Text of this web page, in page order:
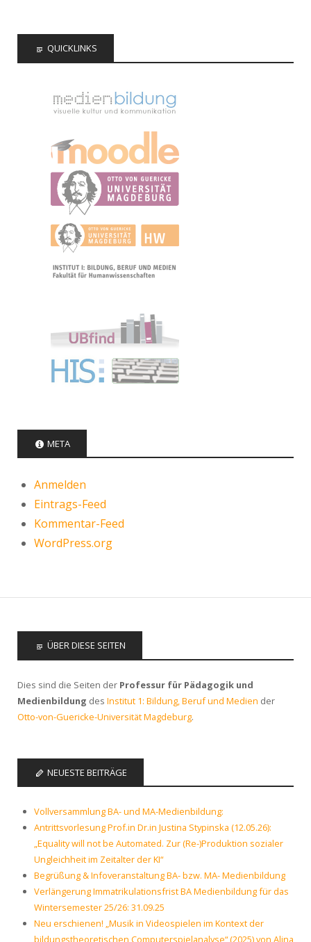
QUICKLINKS
META
Anmelden
Eintrags-Feed
Kommentar-Feed
WordPress.org
ÜBER DIESE SEITEN
Dies sind die Seiten der Professur für Pädagogik und
Medienbildung des Institut 1: Bildung, Beruf und Medien der
Otto-von-Guericke-Universität Magdeburg.
NEUESTE BEITRÄGE
Vollversammlung BA- und MA-Medienbildung:
Antrittsvorlesung Prof.in Dr.in Justina Stypinska (12.05.26):
„Equality will not be Automated. Zur (Re-)Produktion sozialer
Ungleichheit im Zeitalter der KI“
Begrüßung & Infoveranstaltung BA- bzw. MA- Medienbildung
Verlängerung Immatrikulationsfrist BA Medienbildung für das
Wintersemester 25/26: 31.09.25
Neu erschienen! „Musik in Videospielen im Kontext der
bildungstheoretischen Computerspielanalyse“ (2025) von Alina